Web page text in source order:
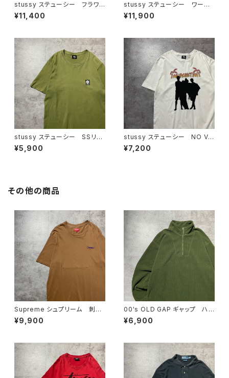
stussy ステューシー フラワ
ーグラフィック バックプリン
ト ブラック 黒 スウェット
¥11,400
stussy ステューシー ワール
ドツアー バックプリント フル
ジップ パーカー スウェット
¥11,900
stussy ステューシー SSリン
ク ワンポイント ロゴプリン
ト カーキグリーン Tシャツ
¥5,900
stussy ステューシー NO VA
CATION INN グラフィック プ
リント ホワイト 白 Tシャツ
¥7,200
その他の商品
Supreme シュプリーム 刺繍
ワンポイント ブラウン Tシャ
ツ
¥9,900
00's OLD GAP ギャップ ハ
ーフジップ コーデュロイ グリ
ーン フリーススウェット トレ
¥6,900